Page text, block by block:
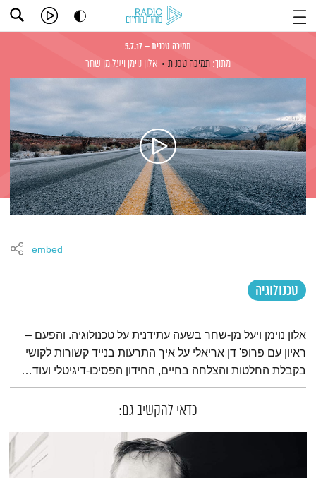
תמיכה טכנית – 5.7.17
מתוך: תמיכה טכנית אלון נוימן ויעל מן שחר
טכנולוגיה
embed
תמצית הפודקאסט
אלון נוימן ויעל מן-שחר בשעה עתידנית על טכנולוגיה. והפעם –
ראיון עם פרופ' דן אריאלי על איך התרעות בנייד קשורות לקושי
בקבלת החלטות והצלחה בחיים, החידון הפסיכו-דיגיטלי ועוד…
כדאי להקשיב גם: